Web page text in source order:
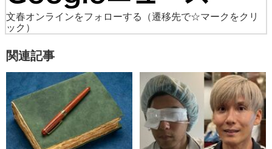
文春オンラインをフォローする
（遷移先で☆マークをクリ
ック）
関連記事